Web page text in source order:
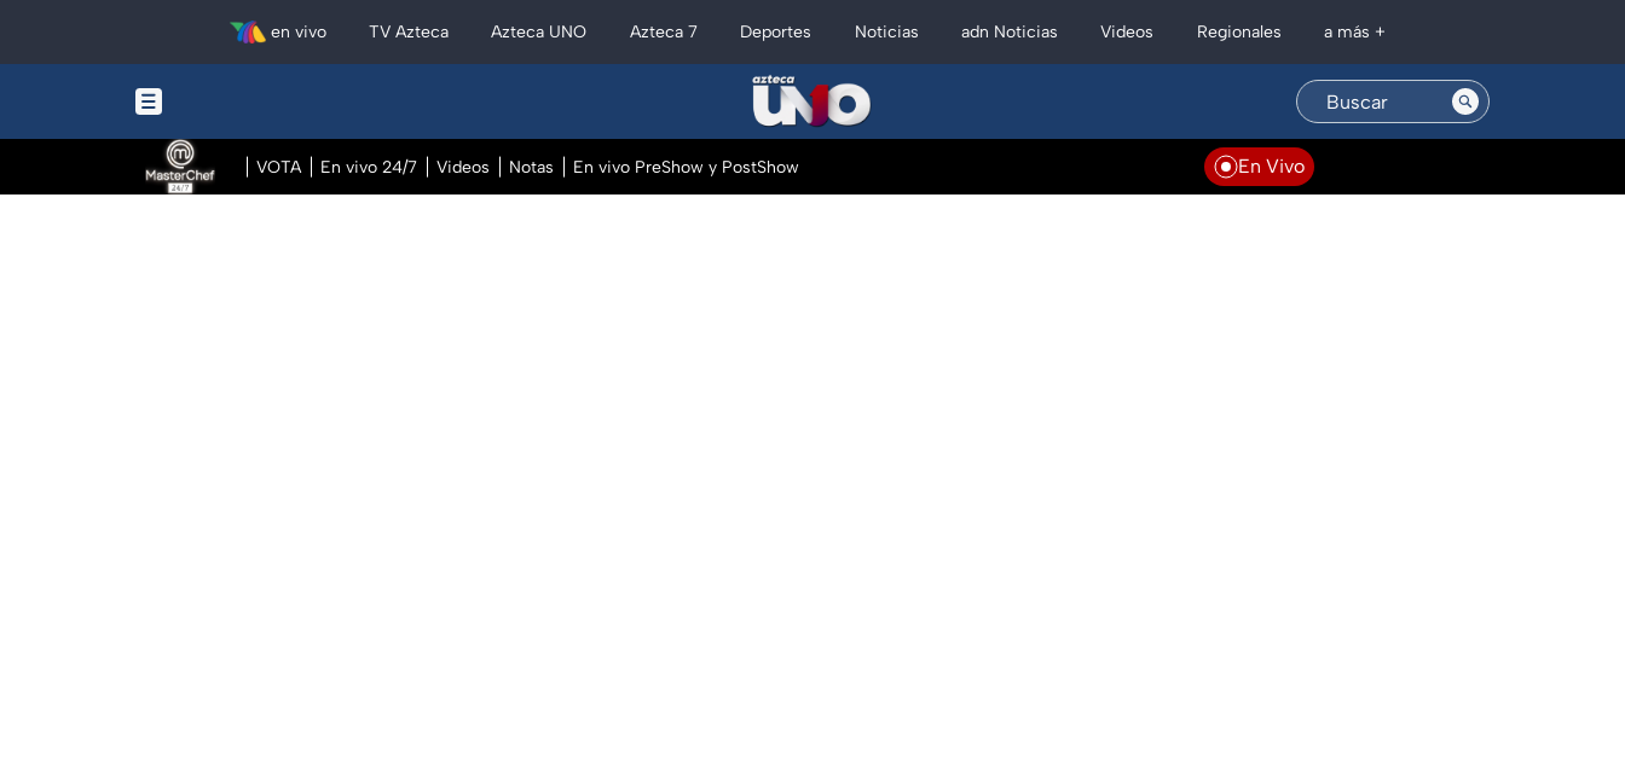
en vivo TV Azteca Azteca UNO Azteca 7 Deportes Noticias adn Noticias Videos Regionales a más +
VOTA En vivo 24/7 Videos Notas En vivo PreShow y PostShow En Vivo